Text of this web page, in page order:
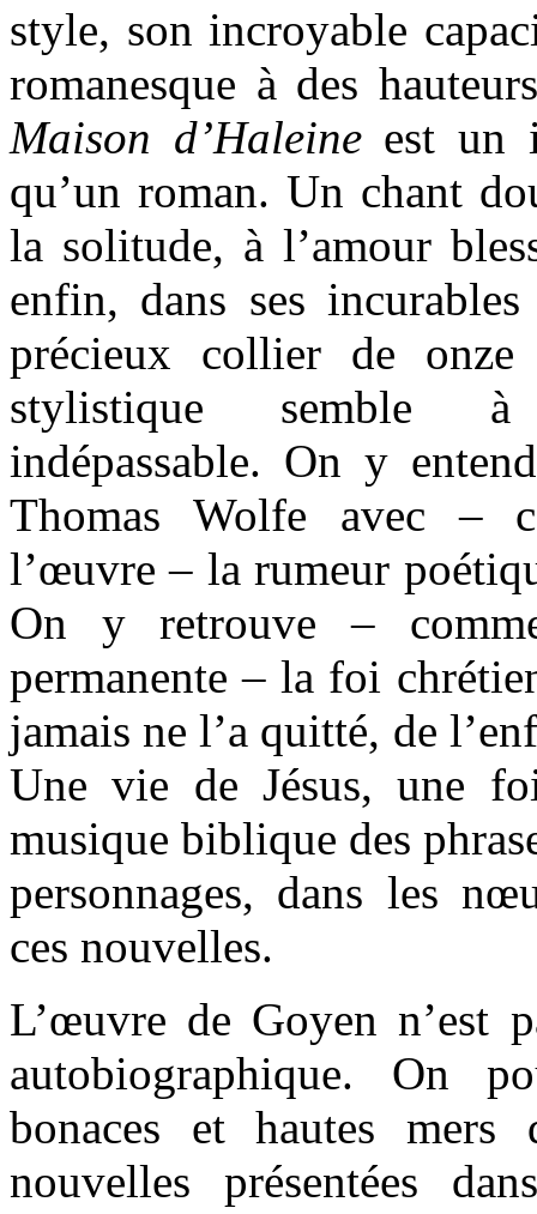
style, son incroyable
romanesque à des
Maison d’Haleineest un
qu’un roman. Un chant
la solitude, à l’amour
enfin, dans ses
précieux collier de
stylistique semble à
indépassable. On y
Thomas Wolfe avec –
l’œuvre – la rumeur
On y retrouve –
permanente – la foi
jamais ne l’a quitté, de
Une vie de Jésus, une
musique biblique des
personnages, dans les
ces nouvelles.
L’œuvre de Goyen n’est
autobiographique. On
bonaces et hautes
nouvelles présentées